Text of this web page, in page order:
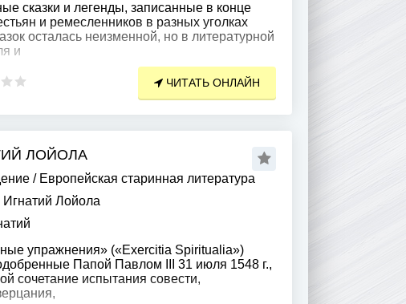
сказки и легенды, записанные в конце
и ремесленников в разных уголках
осталась неизменной, но в литературной
и
ЧИТАТЬ ОНЛАЙН
ЛОЙОЛА
/ Европейская старинная литература
Лойола
упражнения» («Exercitia Spiritualia»)
Папой Павлом III 31 июля 1548 г.,
сочетание испытания совести,